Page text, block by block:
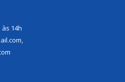
14h